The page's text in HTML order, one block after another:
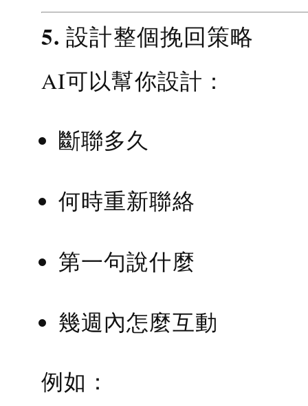
5. 設計整個挽回策略
AI可以幫你設計：
斷聯多久
何時重新聯絡
第一句說什麼
幾週內怎麼互動
例如：